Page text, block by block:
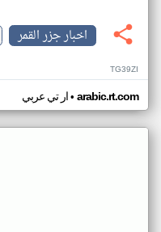
اخبار جزر القمر
TG39ZI
ار تي عربي• arabic.rt.com